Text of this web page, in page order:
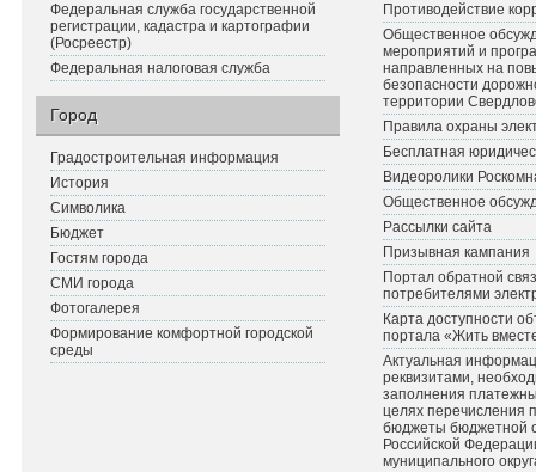
Федеральная служба государственной
регистрации, кадастра и картографии
(Росреестр)
Федеральная налоговая служба
Город
Градостроительная информация
История
Символика
Бюджет
Гостям города
СМИ города
Фотогалерея
Формирование комфортной городской
среды
Противодействие
Общественное
мероприятий и
направленных на
безопасности
территории
Правила охраны
Бесплатная
Видеоролики
Общественное
Рассылки сайта
Призывная кампания
Портал обратной
потребителями
Карта доступности
портала «Жить
Актуальная
реквизитами,
заполнения
целях перечисления
бюджеты бюджетной
Российской
муниципального